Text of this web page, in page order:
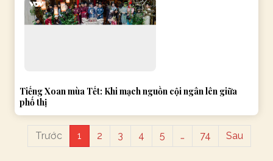
Tiếng Xoan mùa Tết: Khi mạch nguồn cội ngân lên giữa
phố thị
Trước 1 2 3 4 5 … 74 Sau